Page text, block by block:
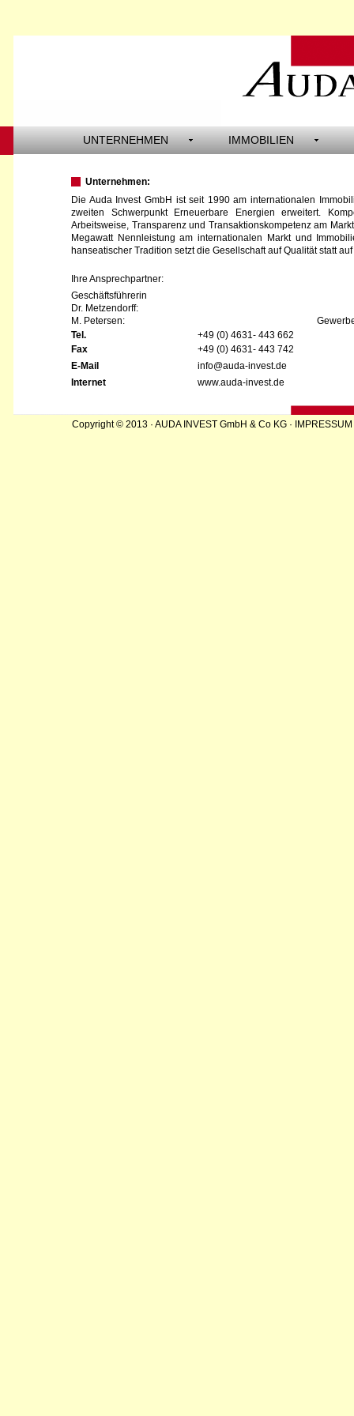
UNTERNEHMEN IMMOBILIEN
Unternehmen:
Die Auda Invest GmbH ist seit 1990 am internationalen
zweiten Schwerpunkt Erneuerbare Energien erweitert.
Arbeitsweise, Transparenz und Transaktionskompetenz am
Megawatt Nennleistung am internationalen Markt und
hanseatischer Tradition setzt die Gesellschaft auf Qualität statt
Ihre Ansprechpartner:
Geschäftsführerin
Dr. Metzendorff:
M. Petersen:
Tel.
+49 (0) 4631- 443 662
Fax
+49 (0) 4631- 443 742
E-Mail
info@auda-invest.de
Internet
www.auda-invest.de
Copyright © 2013 · AUDA INVEST GmbH & Co KG · IMPRESSUM